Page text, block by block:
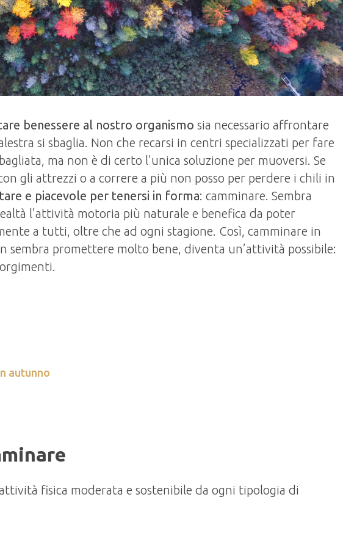
benessere al nostro organismo sia necessario affrontare
si sbaglia. Non che recarsi in centri specializzati per fare
ma non è di certo l’unica soluzione per muoversi. Se
gli attrezzi o a correre a più non posso per perdere i chili in
e piacevole per tenersi in forma: camminare. Sembra
l’attività motoria più naturale e benefica da poter
a tutti, oltre che ad ogni stagione. Così, camminare in
sembra promettere molto bene, diventa un’attività possibile:
autunno
fisica moderata e sostenibile da ogni tipologia di